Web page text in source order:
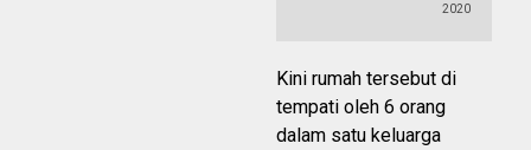
2020
Kini rumah tersebut di
tempati oleh 6 orang
dalam satu keluarga